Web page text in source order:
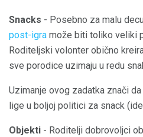
Snacks - Posebno za malu
post-igra može biti toliko veliki
Roditeljski volonter obično
sve porodice uzimaju u redu
Uzimanje ovog zadatka znači
lige u boljoj politici za snack
Objekti - Roditelji dobrovoljci